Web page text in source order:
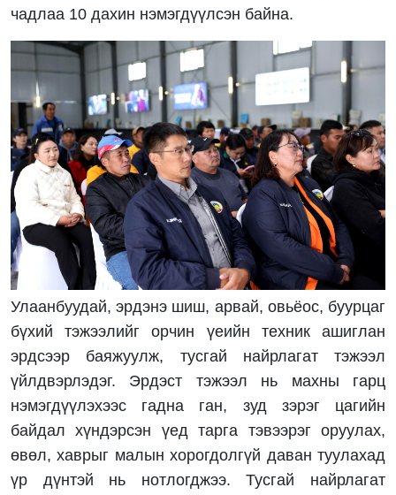
чадлаа 10 дахин нэмэгдүүлсэн байна.
Улаанбуудай, эрдэнэ шиш, арвай, овьёос, буурцаг
бүхий тэжээлийг орчин үеийн техник ашиглан
эрдсээр баяжуулж, тусгай найрлагат тэжээл
үйлдвэрлэдэг. Эрдэст тэжээл нь махны гарц
нэмэгдүүлэхээс гадна ган, зуд зэрэг цагийн
байдал хүндэрсэн үед тарга тэвээрэг оруулах,
өвөл, хаврыг малын хорогдолгүй даван туулахад
үр дүнтэй нь нотлогджээ. Тусгай найрлагат